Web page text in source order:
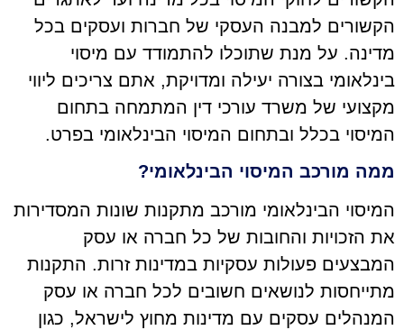
הקשורים למבנה העסקי של חברות ועסקים בכל
מדינה. על מנת שתוכלו להתמודד עם מיסוי
בינלאומי בצורה יעילה ומדויקת, אתם צריכים ליווי
מקצועי של משרד עורכי דין המתמחה בתחום
המיסוי בכלל ובתחום המיסוי הבינלאומי בפרט.
ממה מורכב המיסוי הבינלאומי?
המיסוי הבינלאומי מורכב מתקנות שונות המסדירות
את הזכויות והחובות של כל חברה או עסק
המבצעים פעולות עסקיות במדינות זרות. התקנות
מתייחסות לנושאים חשובים לכל חברה או עסק
המנהלים עסקים עם מדינות מחוץ לישראל, כגון